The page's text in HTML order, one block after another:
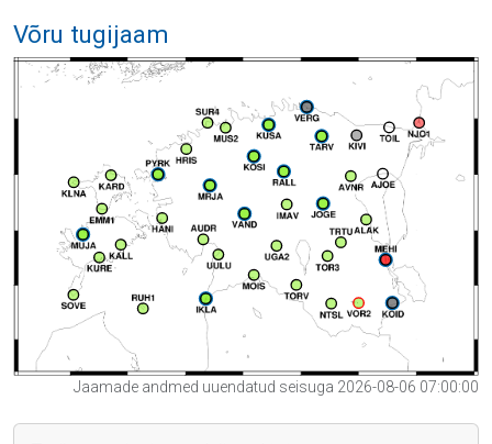
Võru tugijaam
Jaamade andmed uuendatud seisuga 2026-08-06 07:00:00